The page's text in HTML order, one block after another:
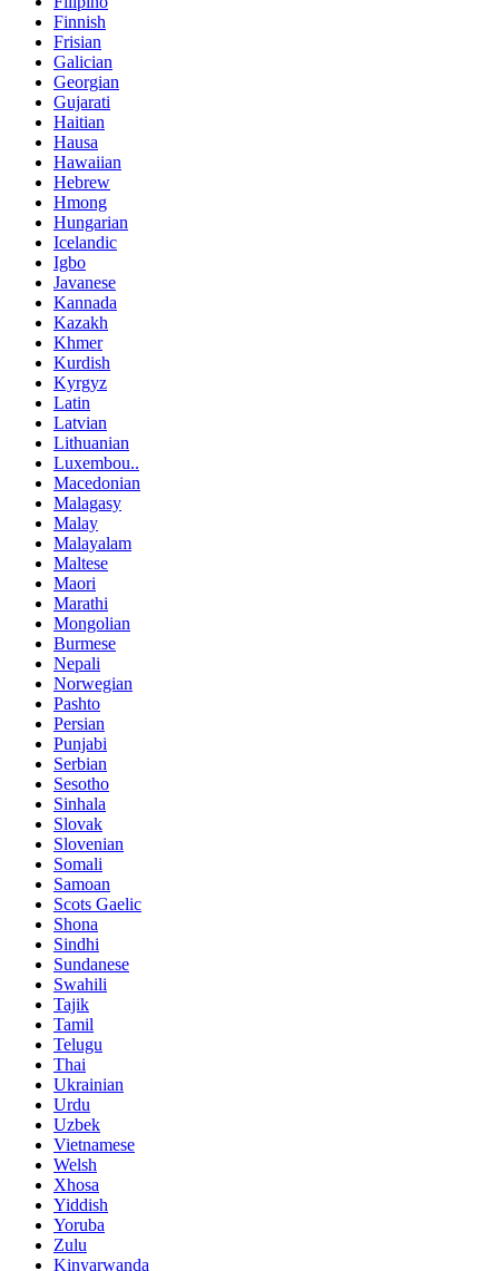
Finnish
Frisian
Galician
Georgian
Gujarati
Haitian
Hausa
Hawaiian
Hebrew
Hmong
Hungarian
Icelandic
Igbo
Javanese
Kannada
Kazakh
Khmer
Kurdish
Kyrgyz
Latin
Latvian
Lithuanian
Luxembou..
Macedonian
Malagasy
Malay
Malayalam
Maltese
Maori
Marathi
Mongolian
Burmese
Nepali
Norwegian
Pashto
Persian
Punjabi
Serbian
Sesotho
Sinhala
Slovak
Slovenian
Somali
Samoan
Scots Gaelic
Shona
Sindhi
Sundanese
Swahili
Tajik
Tamil
Telugu
Thai
Ukrainian
Urdu
Uzbek
Vietnamese
Welsh
Xhosa
Yiddish
Yoruba
Zulu
Kinyarwanda